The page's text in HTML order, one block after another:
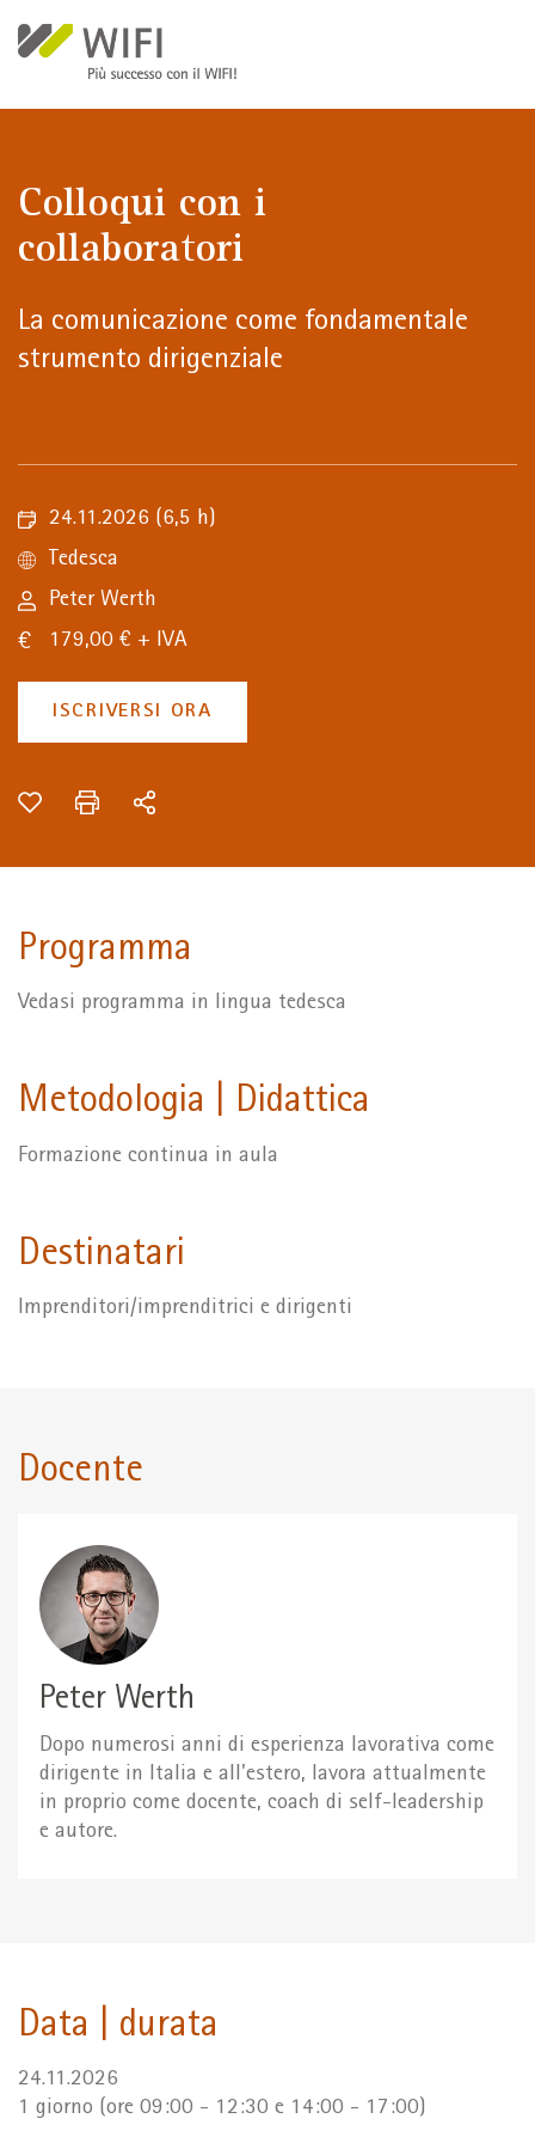
Colloqui con i
collaboratori
La comunicazione come fondamentale
strumento dirigenziale
24.11.2026 (6,5 h)
Tedesca
Peter Werth
179,00 € + IVA
ISCRIVERSI ORA
Programma
Vedasi programma in lingua tedesca
Metodologia | Didattica
Formazione continua in aula
Destinatari
Imprenditori/imprenditrici e dirigenti
Docente
Peter Werth
Dopo numerosi anni di esperienza lavorativa come
dirigente in Italia e all'estero, lavora attualmente
in proprio come docente, coach di self-leadership
e autore.
Data | durata
24.11.2026
1 giorno (ore 09:00 - 12:30 e 14:00 - 17:00)